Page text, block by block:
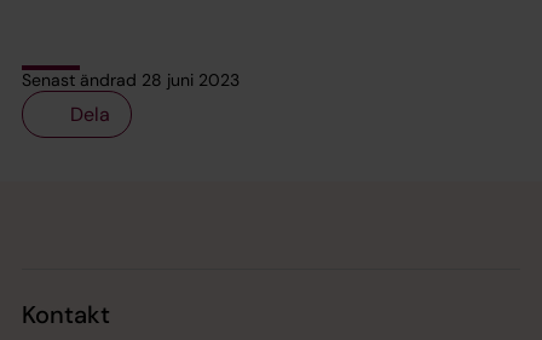
Senast ändrad 28 juni 2023
Dela
Kontakt